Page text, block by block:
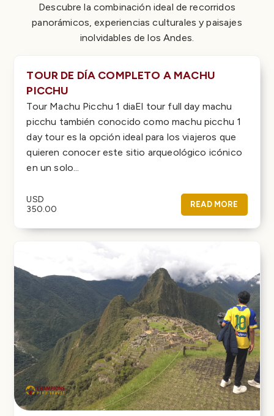
Descubre la combinación ideal de recorridos
panorámicos, experiencias culturales y paisajes
inolvidables de los Andes.
TOUR DE DÍA COMPLETO A MACHU
PICCHU
Tour Machu Picchu 1 diaEl tour full day machu
picchu también conocido como machu picchu 1
day tour es la opción ideal para los viajeros que
quieren conocer este sitio arqueológico icónico
en un solo...
USD
350.00
READ MORE